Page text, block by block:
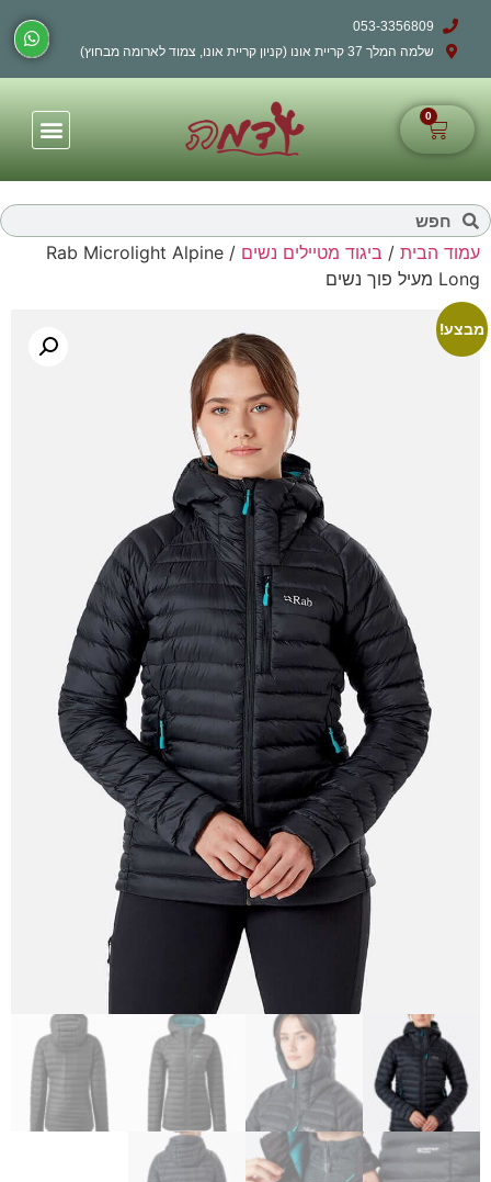
053-3356809
שלמה המלך 37 קריית אונו (קניון קריית אונו, צמוד לארומה מבחוץ)
0
עמוד הבית / ביגוד מטיילים נשים
/ Rab Microlight Alpine
Long מעיל פוך נשים
מבצע!